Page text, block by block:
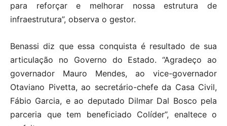
para reforçar e melhorar nossa estrutura de
infraestrutura”, observa o gestor.
Benassi diz que essa conquista é resultado de sua
articulação no Governo do Estado. “Agradeço ao
governador Mauro Mendes, ao vice-governador
Otaviano Pivetta, ao secretário-chefe da Casa Civil,
Fábio Garcia, e ao deputado Dilmar Dal Bosco pela
parceria que tem beneficiado Colíder”, enaltece o